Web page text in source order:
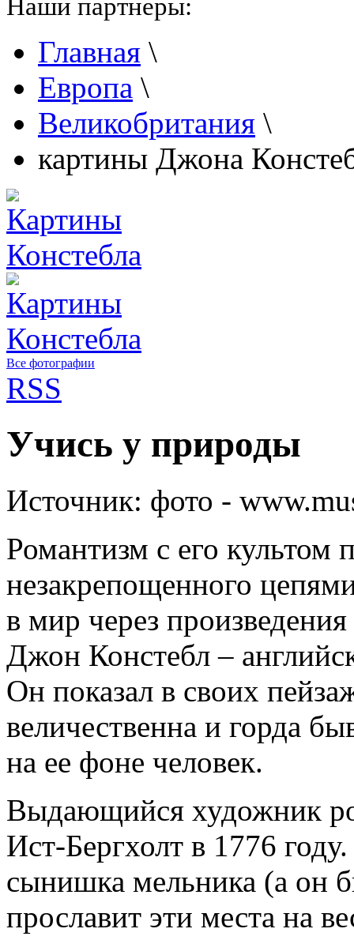
Наши партнеры:
Главная \
Европа \
Великобритания \
картины Джона
Все фотографии
RSS
Учись у природы
Источник: фото -
Романтизм с его культом
незакрепощенного
в мир через
Джон Констебл –
Он показал в своих
величественна и горда
на ее фоне человек.
Выдающийся художник
Ист-Бергхолт в 1776
сынишка мельника (а он
прославит эти места на